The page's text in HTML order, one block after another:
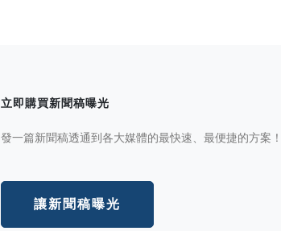
立即購買新聞稿曝光
發一篇新聞稿透通到各大媒體的最快速、最便捷的方案！
讓新聞稿曝光